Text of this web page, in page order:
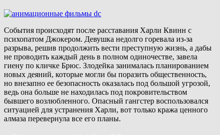
События происходят после расставания Харли Квинн с
психопатом Джокером. Девушка недолго горевала из-за
разрыва, решив продолжить вести преступную жизнь, а дабы
не проводить каждый день в полном одиночестве, завела
гиену по кличке Брюс. Злодейка занималась планированием
новых деяний, которые могли бы поразить общественность,
но внезапно ее безопасность оказалась под большой угрозой,
ведь она больше не находилась под покровительством
бывшего возлюбленного. Опасный гангстер воспользовался
ситуацией для устранения Харли, вот только кража ценного
алмаза перевернула все его планы.